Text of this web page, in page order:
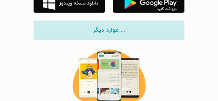
... موارد دیگر